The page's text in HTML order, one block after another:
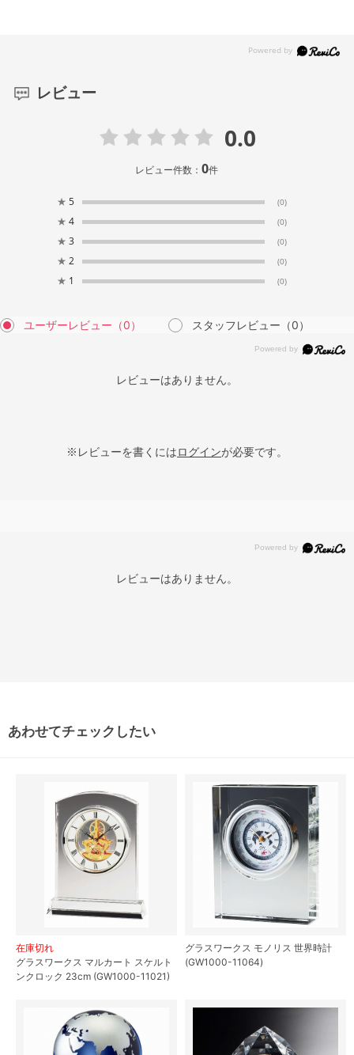
レビュー
0.0
レビュー件数：0件
★ 5 (0)
★ 4 (0)
★ 3 (0)
★ 2 (0)
★ 1 (0)
ユーザーレビュー （0） スタッフレビュー （0）
レビューはありません。
※レビューを書くにはログインが必要です。
レビューはありません。
あわせてチェックしたい
在庫切れ
グラスワークス マルカート スケルト
ンクロック 23cm (GW1000-11021)
グラスワークス モノリス 世界時計
(GW1000-11064)